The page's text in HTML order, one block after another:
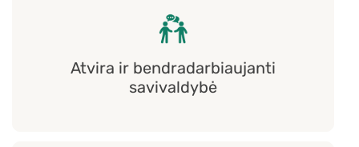
Atvira ir bendradarbiaujanti
savivaldybė